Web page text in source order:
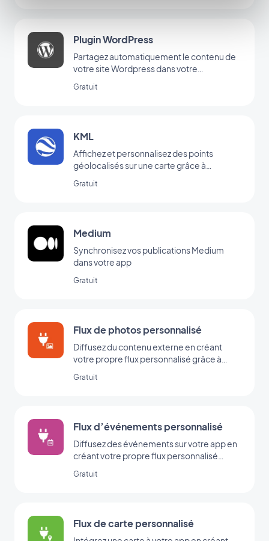
Plugin WordPress
Partagez automatiquement le contenu de
votre site Wordpress dans votre
Wordpress
Gratuit
KML
Affichez et personnalisez des points
géolocalisés sur une carte grâce à
Gratuit
Medium
Synchronisez vos publications Medium
dans votre app
Gratuit
Flux de photos personnalisé
Diffusez du contenu externe en créant
votre propre flux personnalisé grâce à
Gratuit
Flux d’événements personnalisé
Diffusez des événements sur votre app en
créant votre propre flux personnalisé
GoodBarber.
Gratuit
Flux de carte personnalisé